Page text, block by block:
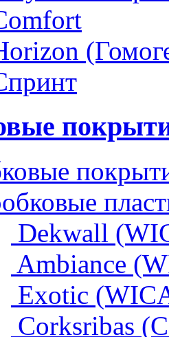
Dekwall
Ambiance
Exotic
Corksribas